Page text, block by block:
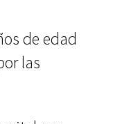
de edad
las